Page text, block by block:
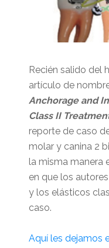
Recién salido del
artículo de
Anchorage and
Class II
reporte de caso
molar y canina 2
la misma manera
en que los
y los elásticos
caso.
Aquí les dejamos